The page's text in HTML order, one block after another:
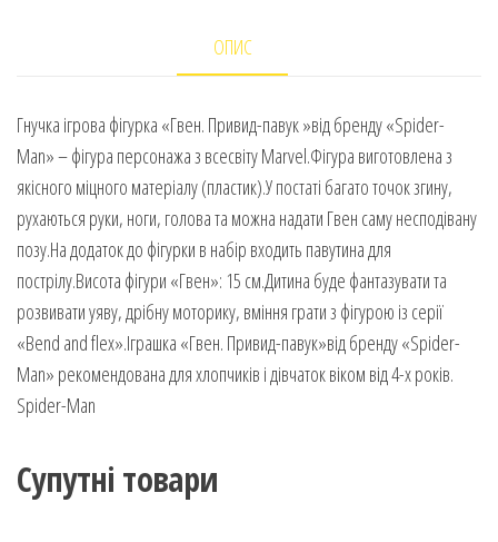
ОПИС
Гнучка ігрова фігурка «Гвен. Привид-павук »від бренду «Spider-
Man» – фігура персонажа з всесвіту Marvel.Фігура виготовлена з
якісного міцного матеріалу (пластик).У постаті багато точок згину,
рухаються руки, ноги, голова та можна надати Гвен саму несподівану
позу.На додаток до фігурки в набір входить павутина для
пострілу.Висота фігури «Гвен»: 15 см.Дитина буде фантазувати та
розвивати уяву, дрібну моторику, вміння грати з фігурою із серії
«Bend and flex».Іграшка «Гвен. Привид-павук»від бренду «Spider-
Man» рекомендована для хлопчиків і дівчаток віком від 4-х років.
Spider-Man
Супутні товари